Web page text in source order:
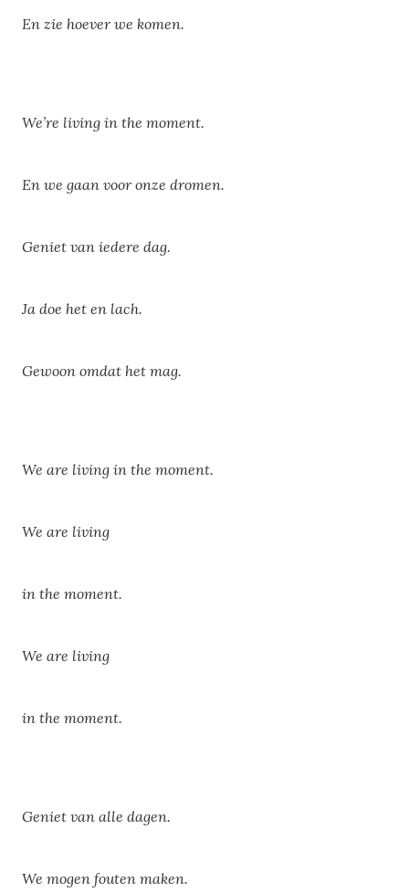
En zie hoever we komen.
We’re living in the moment.
En we gaan voor onze dromen.
Geniet van iedere dag.
Ja doe het en lach.
Gewoon omdat het mag.
We are living in the moment.
We are living
in the moment.
We are living
in the moment.
Geniet van alle dagen.
We mogen fouten maken.